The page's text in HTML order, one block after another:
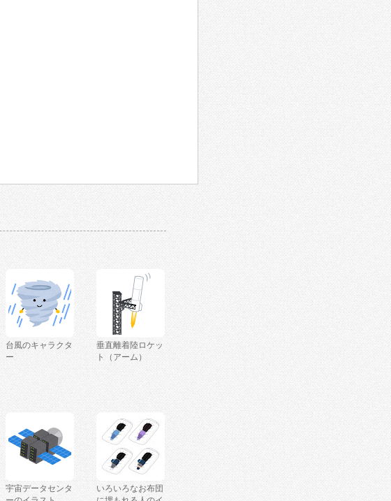
台風のキャラクタ
ー
垂直離着陸ロケッ
ト（アーム）
宇宙データセンタ
いろいろなお布団